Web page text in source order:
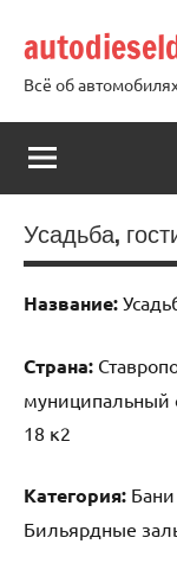
содержимому
Всё об
Усадьба,
Название:
Страна:
муниципальный
18 к2
Категория:
Бильярдные